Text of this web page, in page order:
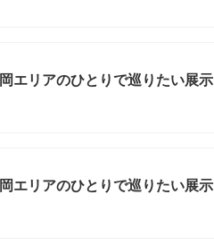
エリアのひとりで巡りたい展示
エリアのひとりで巡りたい展示